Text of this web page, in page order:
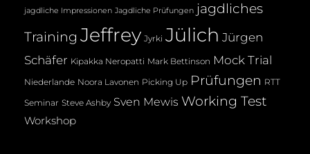
jagdliche Impressionen Jagdliche Prüfungen jagdliches
Training Jeffrey Jyrki Jülich Jürgen
Schäfer Kipakka Neropatti Mark Bettinson Mock Trial
Niederlande Noora Lavonen Picking Up Prüfungen RTT
Seminar Steve Ashby Sven Mewis Working Test
Workshop